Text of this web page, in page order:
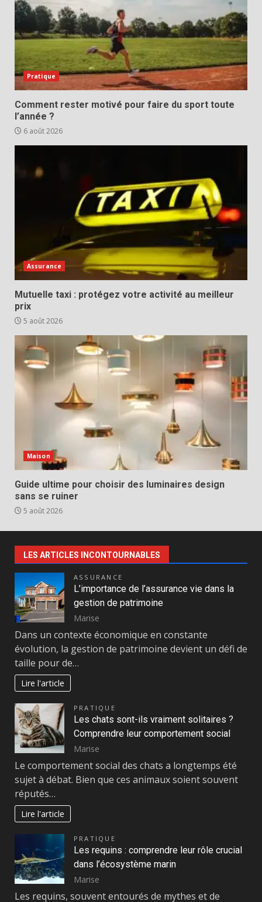
Pratique
Comment rester motivé pour faire du sport toute
l’année ?
6 août 2026
Assurance
Mutuelle taxi : protégez votre activité au meilleur
prix
5 août 2026
Maison
Guide ultime pour choisir des luminaires design
sans se ruiner
5 août 2026
LES ARTICLES INCONTOURNABLES
ASSURANCE
L’importance de l’assurance vie dans la
gestion de patrimoine
Marise
Dans un contexte économique en constante
évolution, la gestion de patrimoine devient un défi de
taille pour de…
Lire l'article
PRATIQUE
Les chats sont-ils vraiment solitaires ?
Comprendre leur comportement social
Marise
Le comportement social des chats a longtemps été
sujet à débat. Bien que ces animaux soient souvent
réputés…
Lire l'article
PRATIQUE
Les requins : comprendre leur rôle crucial
dans l’écosystème marin
Marise
Les requins, souvent entourés de mythes et de